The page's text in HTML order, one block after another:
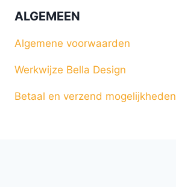
ALGEMEEN
Algemene voorwaarden
Werkwijze Bella Design
Betaal en verzend mogelijkheden